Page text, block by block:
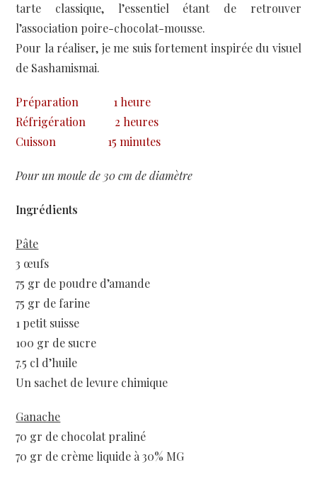
tarte classique, l’essentiel étant de retrouver
l’association poire-chocolat-mousse.
Pour la réaliser, je me suis fortement inspirée du visuel
de Sashamismai.
Préparation
1 heure
Réfrigération
2 heures
Cuisson
15 minutes
Pour un moule de 30 cm de diamètre
Ingrédients
Pâte
3 œufs
75 gr de poudre d’amande
75 gr de farine
1 petit suisse
100 gr de sucre
7.5 cl d’huile
Un sachet de levure chimique
Ganache
70 gr de chocolat praliné
70 gr de crème liquide à 30% MG